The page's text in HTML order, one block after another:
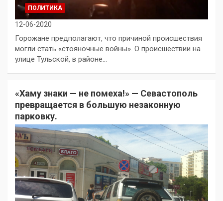
ПОЛИТИКА
12-06-2020
Горожане предполагают, что причиной происшествия
могли стать «стояночные войны». О происшествии на
улице Тульской, в районе…
«Хаму знаки — не помеха!» — Севастополь
превращается в большую незаконную
парковку.